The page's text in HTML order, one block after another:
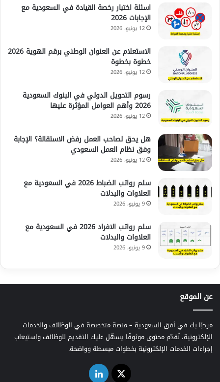
اسئلة اختبار رخصة القيادة في السعودية مع
الإجابات 2026
12 يونيو، 2026
الاستعلام عن العنوان الوطني برقم الهوية 2026
خطوة بخطوة
12 يونيو، 2026
رسوم التحويل الدولي في البنوك السعودية
2026 وأهم العوامل المؤثرة عليها
12 يونيو، 2026
هل يحق لصاحب العمل رفض الاستقالة؟ الإجابة
وفق نظام العمل السعودي
12 يونيو، 2026
سلم رواتب الضباط 2026 في السعودية مع
العلاوات والبدلات
9 يونيو، 2026
سلم رواتب الافراد 2026 في السعودية مع
العلاوات والبدلات
9 يونيو، 2026
عن الموقع
مرحبًا بك في أفق السعودية – منصة متخصصة في الوظائف والخدمات
الإلكترونية، نُقدّم محتوى موثوقًا يسهّل عليك التقديم للوظائف واستيعاب
إجراءات الخدمات الإلكترونية بخطوات مبسطة وواضحة.
‫X لينكدإن